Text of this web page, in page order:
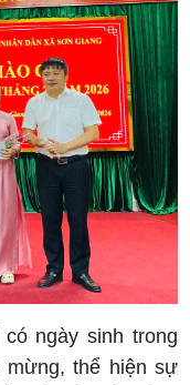
ngày sinh trong
thể hiện sự